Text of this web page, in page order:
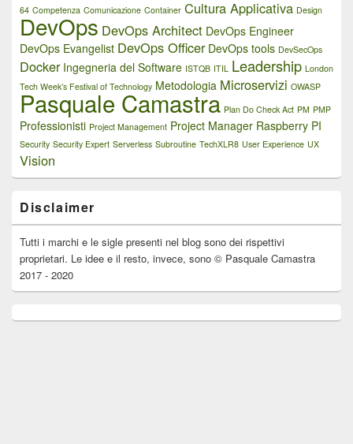
64 Competenza Comunicazione Container Cultura Applicativa Design
DevOps DevOps Architect DevOps Engineer
DevOps Evangelist DevOps Officer DevOps tools DevSecOps
Docker Ingegneria del Software ISTQB ITIL Leadership London
Tech Week’s Festival of Technology Metodologia Microservizi OWASP
Pasquale Camastra Plan Do Check Act PM PMP
Professionisti Project Management Project Manager Raspberry PI
Security Security Expert Serverless Subroutine TechXLR8 User Experience UX
Vision
Disclaimer
Tutti i marchi e le sigle presenti nel blog sono dei rispettivi
proprietari. Le idee e il resto, invece, sono © Pasquale Camastra
2017 - 2020